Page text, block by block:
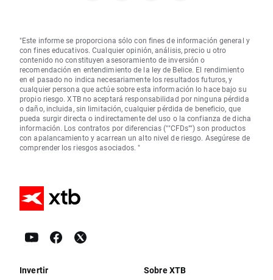
"Este informe se proporciona sólo con fines de información general y
con fines educativos. Cualquier opinión, análisis, precio u otro
contenido no constituyen asesoramiento de inversión o
recomendación en entendimiento de la ley de Belice. El rendimiento
en el pasado no indica necesariamente los resultados futuros, y
cualquier persona que actúe sobre esta información lo hace bajo su
propio riesgo. XTB no aceptará responsabilidad por ninguna pérdida
o daño, incluida, sin limitación, cualquier pérdida de beneficio, que
pueda surgir directa o indirectamente del uso o la confianza de dicha
información. Los contratos por diferencias (""CFDs"") son productos
con apalancamiento y acarrean un alto nivel de riesgo. Asegúrese de
comprender los riesgos asociados. "
Invertir Sobre XTB